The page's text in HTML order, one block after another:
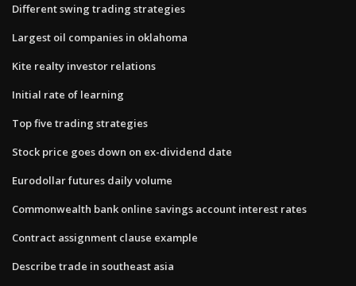
Different swing trading strategies
Largest oil companies in oklahoma
Kite realty investor relations
Initial rate of learning
Top five trading strategies
Stock price goes down on ex-dividend date
Eurodollar futures daily volume
Commonwealth bank online savings account interest rates
Contract assignment clause example
Describe trade in southeast asia